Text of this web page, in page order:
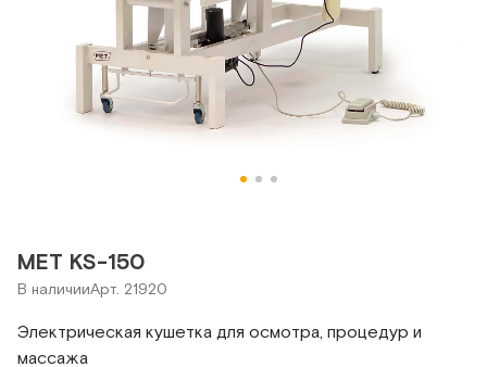
MET KS-150
В наличииАрт. 21920
Электрическая кушетка для осмотра, процедур и
массажа